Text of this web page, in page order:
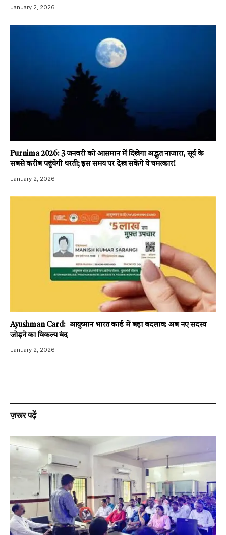
January 2, 2026
Purnima 2026: 3 जनवरी को आसमान में दिखेगा अद्भुत नाजारा, सूर्य के
सबसे करीब पहुंचेगी धरती; इस समय पर देख सकेंगे ये चमत्कार!
January 2, 2026
Ayushman Card: आयुष्मान भारत कार्ड में बड़ा बदलाव: अब नए सदस्य
जोड़ने का विकल्प बंद
January 2, 2026
ज़रूर पढ़ें